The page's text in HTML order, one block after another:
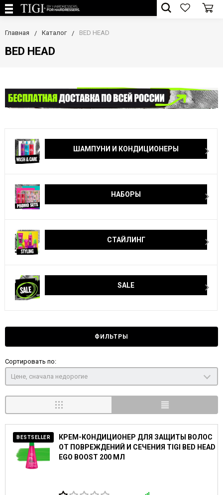
Главная Каталог BED HEAD
BED HEAD
ШАМПУНИ И КОНДИЦИОНЕРЫ
НАБОРЫ
СТАЙЛИНГ
SALE
ФИЛЬТРЫ
Сортировать по:
Цене, сначала недорогие
BESTSELLER
КРЕМ-КОНДИЦИОНЕР ДЛЯ ЗАЩИТЫ ВОЛОС
ОТ ПОВРЕЖДЕНИЙ И СЕЧЕНИЯ TIGI BED HEAD
EGO BOOST 200 МЛ